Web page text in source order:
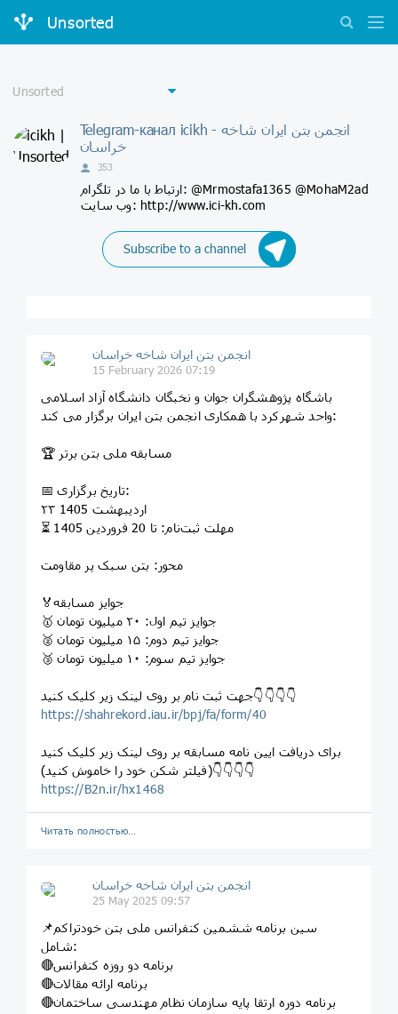
Unsorted
Telegram-канал icikh - انجمن بتن ایران شاخه
خراسان
353
ارتباط با ما در تلگرام: @Mrmostafa1365 @MohaM2ad
وب سایت: http://www.ici-kh.com
Subscribe to a channel
انجمن بتن ایران شاخه خراسان
15 February 2026 07:19
باشگاه پژوهشگران جوان و نخبگان دانشگاه آزاد اسلامی
واحد شهرکرد با همکاری انجمن بتن ایران برگزار می کند:
🏆 مسابقه ملی بتن برتر
📅 تاریخ برگزاری:
۲۳ اردیبهشت 1405
⏳ مهلت ثبت‌نام: تا 20 فروردین 1405
محور: بتن سبک پر مقاومت
🏅جوایز مسابقه
🥇 جوایز تیم اول: ۲۰ میلیون تومان
🥈 جوایز تیم دوم: ۱۵ میلیون تومان
🥉 جوایز تیم سوم: ۱۰ میلیون تومان
جهت ثبت نام بر روی لینک زیر کلیک کنید👇👇👇👇
https://shahrekord.iau.ir/bpj/fa/form/40
برای دریافت ایین نامه مسابقه بر روی لینک زیر کلیک کنید
(فیلتر شکن خود را خاموش کنید)👇👇👇👇
https://B2n.ir/hx1468
Читать полностью…
انجمن بتن ایران شاخه خراسان
25 May 2025 09:57
📌سین برنامه ششمین کنفرانس ملی بتن خودتراکم
شامل:
🔴برنامه دو روزه کنفرانس
🔴برنامه ارائه مقالات
🔴برنامه دوره ارتقا پایه سازمان نظام مهندسی ساختمان